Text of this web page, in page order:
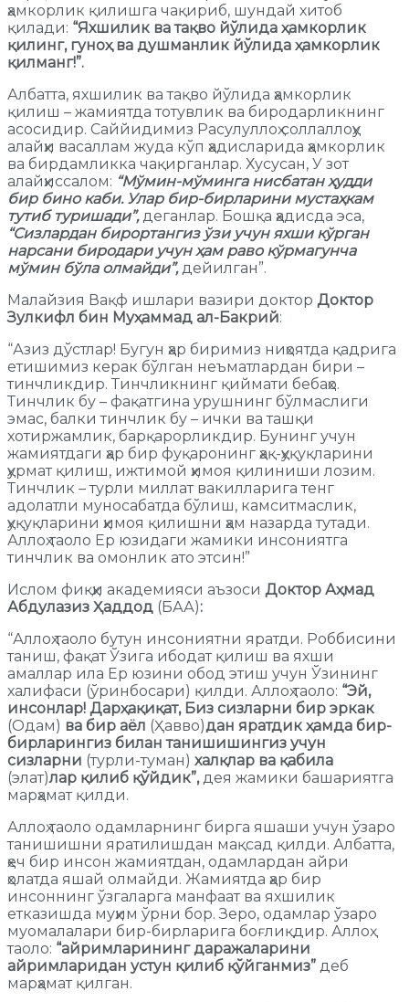
ҳамкорлик қилишга чақириб, шундай хитоб
қилади: “Яхшилик ва тақво йўлида ҳамкорлик
қилинг, гуноҳ ва душманлик йўлида ҳамкорлик
қилманг!”.
Албатта, яхшилик ва тақво йўлида ҳамкорлик
қилиш – жамиятда тотувлик ва биродарликнинг
асосидир. Саййидимиз Расулуллоҳ соллаллоҳу
алайҳи васаллам жуда кўп ҳадисларида ҳамкорлик
ва бирдамликка чақирганлар. Хусусан, У зот
алайҳиссалом: “Мўмин-мўминга нисбатан ҳудди
бир бино каби. Улар бир-бирларини мустаҳкам
тутиб туришади”, деганлар. Бошқа ҳадисда эса,
“Сизлардан бирортангиз ўзи учун яхши кўрган
нарсани биродари учун ҳам раво кўрмагунча
мўмин бўла олмайди”,дейилган”.
Малайзия Вақф ишлари вазири доктор Доктор
Зулкифл бин Муҳаммад ал-Бакрий:
“Азиз дўстлар! Бугун ҳар биримиз ниҳоятда қадрига
етишимиз керак бўлган неъматлардан бири –
тинчликдир. Тинчликнинг қиймати бебаҳо.
Тинчлик бу – фақатгина урушнинг бўлмаслиги
эмас, балки тинчлик бу – ички ва ташқи
хотиржамлик, барқарорликдир. Бунинг учун
жамиятдаги ҳар бир фуқаронинг ҳақ-ҳуқуқларини
ҳурмат қилиш, ижтимой ҳимоя қилиниши лозим.
Тинчлик – турли миллат вакилларига тенг
адолатли муносабатда бўлиш, камситмаслик,
ҳуқуқларини ҳимоя қилишни ҳам назарда тутади.
Аллоҳ таоло Ер юзидаги жамики инсониятга
тинчлик ва омонлик ато этсин!”
Ислом фиқҳи академияси аъзоси Доктор Аҳмад
Абдулазиз Ҳаддод (БАА):
“Аллоҳ таоло бутун инсониятни яратди. Роббисини
таниш, фақат Ўзига ибодат қилиш ва яхши
амаллар ила Ер юзини обод этиш учун Ўзининг
халифаси (ўринбосари) қилди. Аллоҳ таоло: “Эй,
инсонлар! Дарҳақиқат, Биз сизларни бир эркак
(Одам) ва бир аёл (Ҳавво)дан яратдик ҳамда бир-
бирларингиз билан танишишингиз учун
сизларни (турли-туман) халқлар ва қабила
(элат)лар қилиб қўйдик”, дея жамики башариятга
марҳамат қилди.
Аллоҳ таоло одамларнинг бирга яшаши учун ўзаро
танишишни яратилишдан мақсад қилди. Албатта,
ҳеч бир инсон жамиятдан, одамлардан айри
ҳолатда яшай олмайди. Жамиятда ҳар бир
инсоннинг ўзгаларга манфаат ва яхшилик
етказишда муҳим ўрни бор. Зеро, одамлар ўзаро
муомалалари бир-бирларига боғлиқдир. Аллоҳ
таоло: “айримларининг даражаларини
айримларидан устун қилиб қўйганмиз” деб
марҳамат қилган.